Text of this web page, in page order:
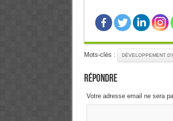
Mots-clés : DÉVELOPPEMENT
Répondre
Votre adresse email ne sera